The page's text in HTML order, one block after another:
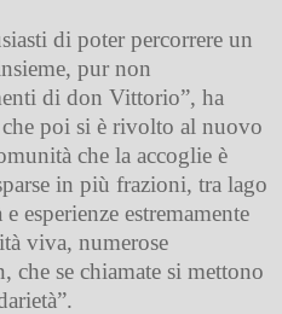
di poter percorrere un
pur non
di don Vittorio”, ha
poi si è rivolto al nuovo
che la accoglie è
in più frazioni, tra lago
esperienze estremamente
viva, numerose
che se chiamate si mettono